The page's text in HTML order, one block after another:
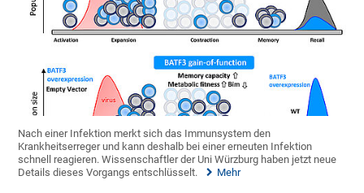
Nach einer Infektion merkt sich das Immunsystem den
Krankheitserreger und kann deshalb bei einer erneuten Infektion
schnell reagieren. Wissenschaftler der Uni Würzburg haben jetzt neue
Details dieses Vorgangs entschlüsselt.
Mehr